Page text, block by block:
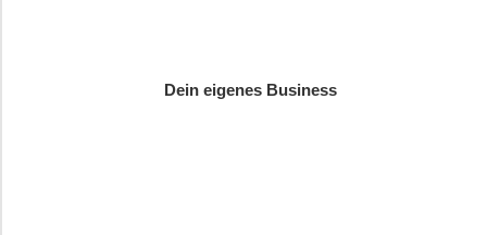
Dein eigenes Business